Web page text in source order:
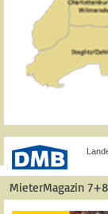
MieterMagazin